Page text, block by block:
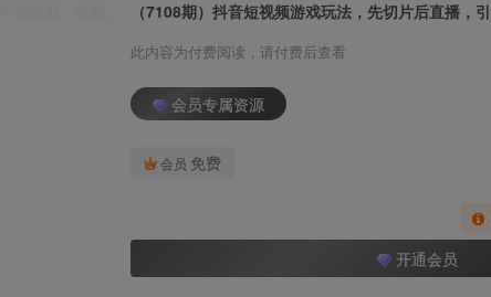
（7108期）抖音短视频游戏玩法，先切片后直播，
此内容为付费阅读，请付费后查看
会员专属资源
会员 免费
开通会员